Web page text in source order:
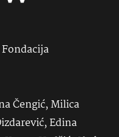
Čengić, Milica
Edina